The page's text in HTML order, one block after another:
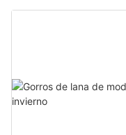
protección solar